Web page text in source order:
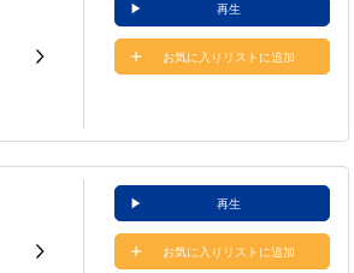
再生
お気に入りリストに追加
再生
お気に入りリストに追加